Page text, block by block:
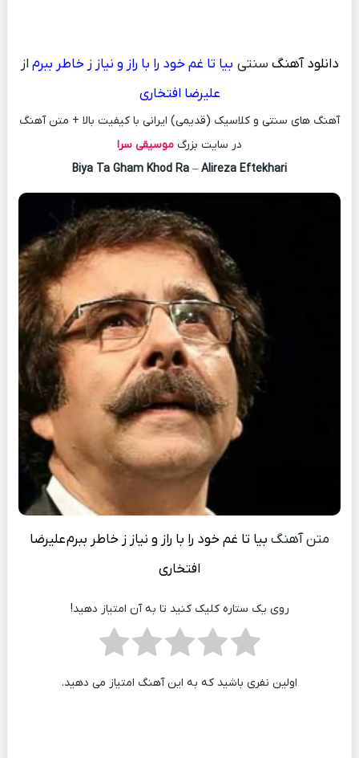
دانلود آهنگ سنتی بیا تا غم خود را با راز و نیاز ز خاطر ببرم از
علیرضا افتخاری
آهنگ های سنتی و کلاسیک (قدیمی) ایرانی با کیفیت بالا + متن آهنگ
در سایت بزرگ موسیقی سرا
Biya Ta Gham Khod Ra – Alireza Eftekhari
متن آهنگ بیا تا غم خود را با راز و نیاز ز خاطر ببرمعلیرضا
افتخاری
روی یک ستاره کلیک کنید تا به آن امتیاز دهید!
اولین نفری باشید که به این آهنگ امتیاز می دهید.